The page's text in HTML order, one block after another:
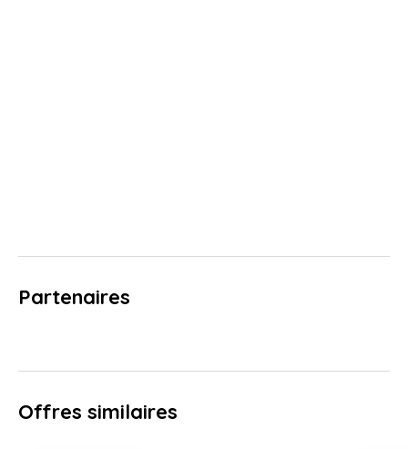
Partenaires
Offres similaires